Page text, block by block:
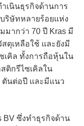
ำเนินธุรกิจด้านการ
ริษัทหลายร้อยแห่ง
มากว่า 70 ปี Kras มี
ดุเหลือใช้ และยังมี
เคิล ทั้งการถือหุ้นใน
ติกรีไซเคิลใน
ตันต่อปี และมีแนว
BV ซึ่งทำธุรกิจด้าน